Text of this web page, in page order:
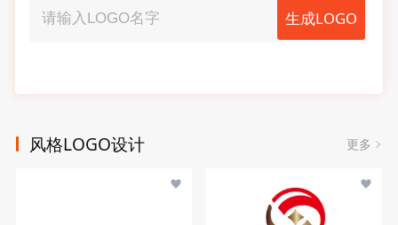
生成LOGO
风格LOGO设计 更多